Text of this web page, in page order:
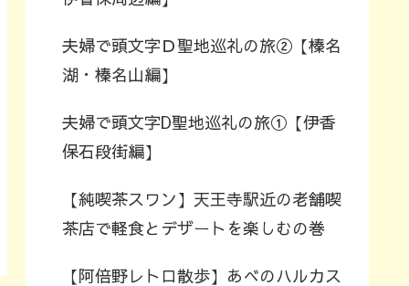
夫婦で頭文字Ｄ聖地巡礼の旅②【榛名
湖・榛名山編】
夫婦で頭文字D聖地巡礼の旅①【伊香
保石段街編】
【純喫茶スワン】天王寺駅近の老舗喫
茶店で軽食とデザートを楽しむの巻
【阿倍野レトロ散歩】あべのハルカス